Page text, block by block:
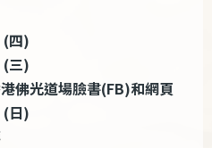
(四)
(三)
佛光道場臉書(FB)和網頁
(日)